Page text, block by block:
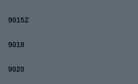
9015Z
9018
9020